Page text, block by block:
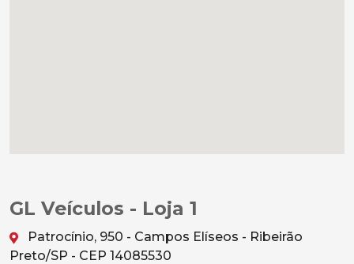
GL Veículos - Loja 1
Patrocínio, 950 - Campos Elíseos - Ribeirão
Preto/SP - CEP 14085530